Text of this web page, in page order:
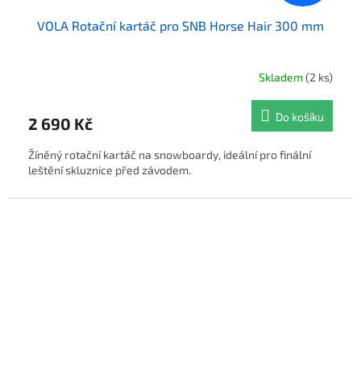
VOLA Rotační kartáč pro SNB Horse Hair 300 mm
Skladem(2 ks)
2 690 Kč Do košíku
Žíněný rotační kartáč na snowboardy, ideální pro finální
leštění skluznice před závodem.